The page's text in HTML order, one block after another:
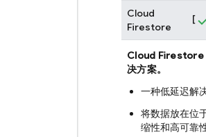
Cloud
Firestore
[
Cloud Firestore
决方案。
一种低延迟解
将数据放在位
缩性和高可靠性